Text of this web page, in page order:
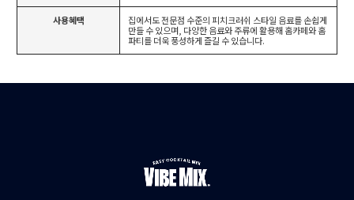
사용혜택
집에서도 전문점 수준의 피치크러쉬 스타일 음료를 손쉽게
만들 수 있으며, 다양한 음료와 주류에 활용해 홈카페와 홈
파티를 더욱 풍성하게 즐길 수 있습니다.